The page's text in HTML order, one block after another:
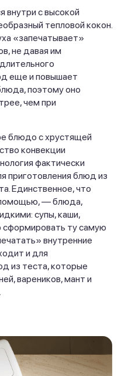
внутри с высокой
тепловой кокон.
«запечатывает»
не давая им
еще и повышает
поэтому оно
чем при
блюдо с хрустящей
конвекции
фактически
приготовления блюд из
Единственное, что
помощью, — блюда,
супы, каши,
ту самую
внутренние
и для
из теста, которые
вареников, мант и